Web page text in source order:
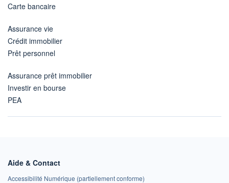
Carte bancaire
Assurance vie
Crédit immobilier
Prêt personnel
Assurance prêt immobilier
Investir en bourse
PEA
Aide & Contact
Accessibilité Numérique (partiellement conforme)